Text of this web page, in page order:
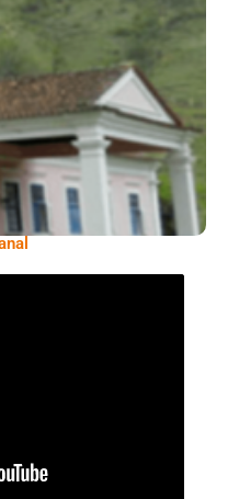
– Um Legado
De Beleza